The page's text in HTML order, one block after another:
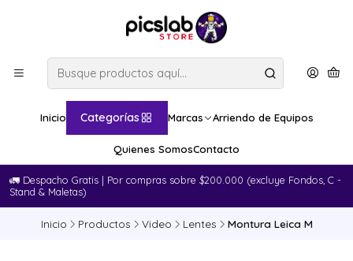
Inicio Categorías Marcas Arriendo de Equipos
Quienes SomosContacto
🚛​ Despacho Gratis | Por compras sobre $200.000 (excluye Fondos, C -
Stand & Maletas)
Inicio Productos Video Lentes Montura Leica M